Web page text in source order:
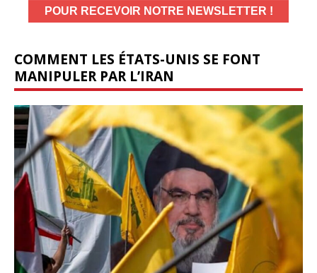
COMMENT LES ÉTATS-UNIS SE FONT
MANIPULER PAR L’IRAN